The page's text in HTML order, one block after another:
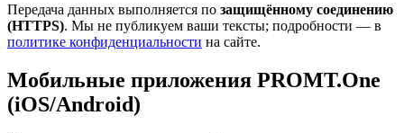
Передача данных выполняется по защищённому соединению
(HTTPS). Мы не публикуем ваши тексты; подробности — в
политике конфиденциальности на сайте.
Мобильные приложения PROMT.One
(iOS/Android)